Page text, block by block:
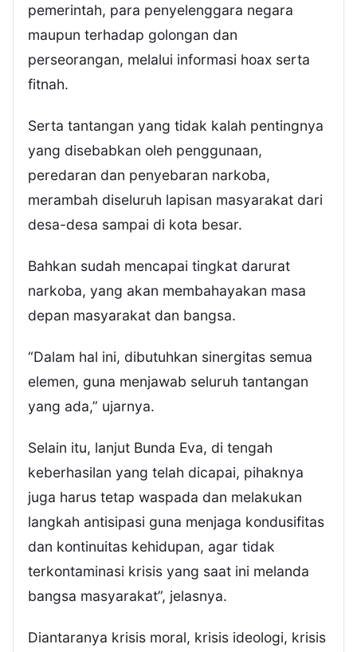
pemerintah, para penyelenggara negara
maupun terhadap golongan dan
perseorangan, melalui informasi hoax serta
fitnah.
Serta tantangan yang tidak kalah pentingnya
yang disebabkan oleh penggunaan,
peredaran dan penyebaran narkoba,
merambah diseluruh lapisan masyarakat dari
desa-desa sampai di kota besar.
Bahkan sudah mencapai tingkat darurat
narkoba, yang akan membahayakan masa
depan masyarakat dan bangsa.
“Dalam hal ini, dibutuhkan sinergitas semua
elemen, guna menjawab seluruh tantangan
yang ada,” ujarnya.
Selain itu, lanjut Bunda Eva, di tengah
keberhasilan yang telah dicapai, pihaknya
juga harus tetap waspada dan melakukan
langkah antisipasi guna menjaga kondusifitas
dan kontinuitas kehidupan, agar tidak
terkontaminasi krisis yang saat ini melanda
bangsa masyarakat”, jelasnya.
Diantaranya krisis moral, krisis ideologi, krisis